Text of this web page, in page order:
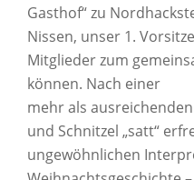
Gasthof“ zu
Nissen, unser 1.
Mitglieder zum
können. Nach einer
mehr als
und Schnitzel „satt“
ungewöhnlichen